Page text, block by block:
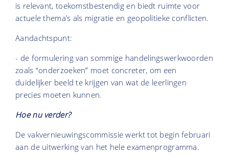
is relevant, toekomstbestendig en biedt ruimte voor
actuele thema’s als migratie en geopolitieke conflicten.
Aandachtspunt:
- de formulering van sommige handelingswerkwoorden
zoals “onderzoeken” moet concreter, om een
duidelijker beeld te krijgen van wat de leerlingen
precies moeten kunnen.
Hoe nu verder?
De vakvernieuwingscommissie werkt tot begin februari
aan de uitwerking van het hele examenprogramma.